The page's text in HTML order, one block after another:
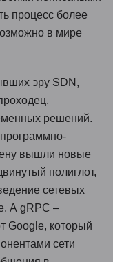
процесс более
в мире
эру SDN,
решений.
вышли новые
полиглот,
сетевых
А gRPC –
Google, который
сети